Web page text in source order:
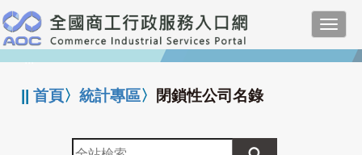
跳
到
主
要
:::
||首頁〉統計專區〉 閉鎖性公司名錄
全